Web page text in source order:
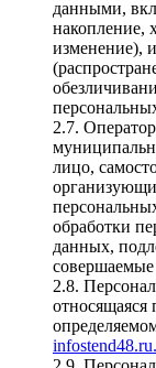
данными,
накопление,
изменение),
2.7.
лицо,
обработки
данных,
2.8.
относящаяся
infostend48.ru.